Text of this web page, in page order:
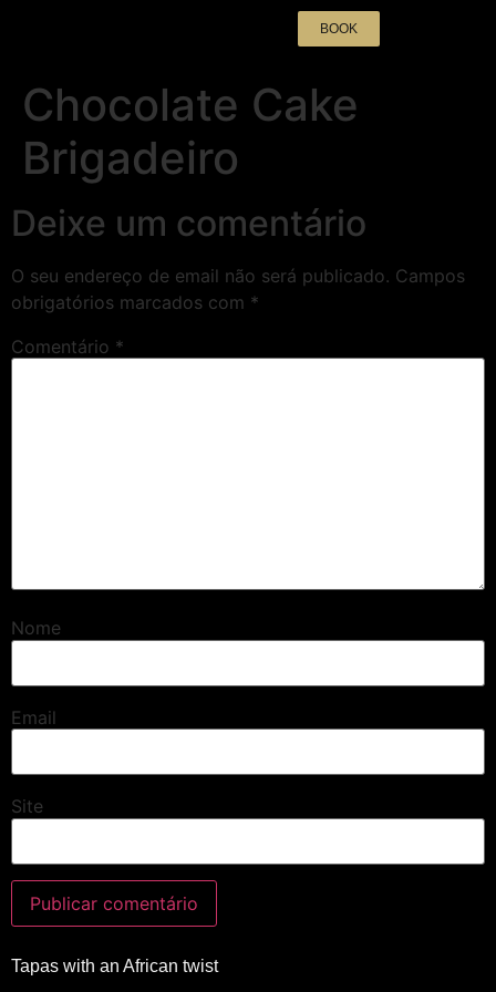
BOOK
Chocolate Cake
Brigadeiro
Deixe um comentário
O seu endereço de email não será publicado. Campos
obrigatórios marcados com *
Comentário *
Nome
Email
Site
Tapas with an African twist